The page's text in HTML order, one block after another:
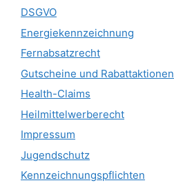
DSGVO
Energiekennzeichnung
Fernabsatzrecht
Gutscheine und Rabattaktionen
Health-Claims
Heilmittelwerberecht
Impressum
Jugendschutz
Kennzeichnungspflichten